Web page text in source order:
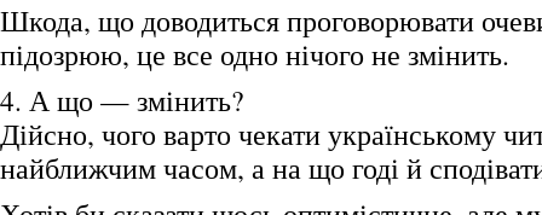
Шкода, що доводиться проговорювати
підозрюю, це все одно нічого не змінить.
4. А що — змінить?
Дійсно, чого варто чекати українському
найближчим часом, а на що годі й